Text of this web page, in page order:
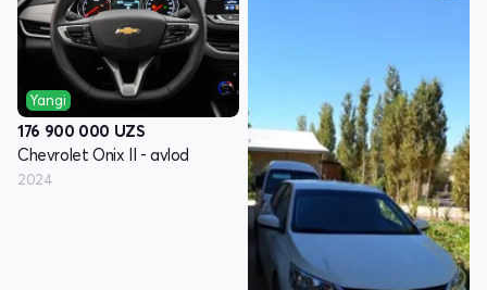
Yangi
176 900 000 UZS
Chevrolet Onix II - avlod
2024